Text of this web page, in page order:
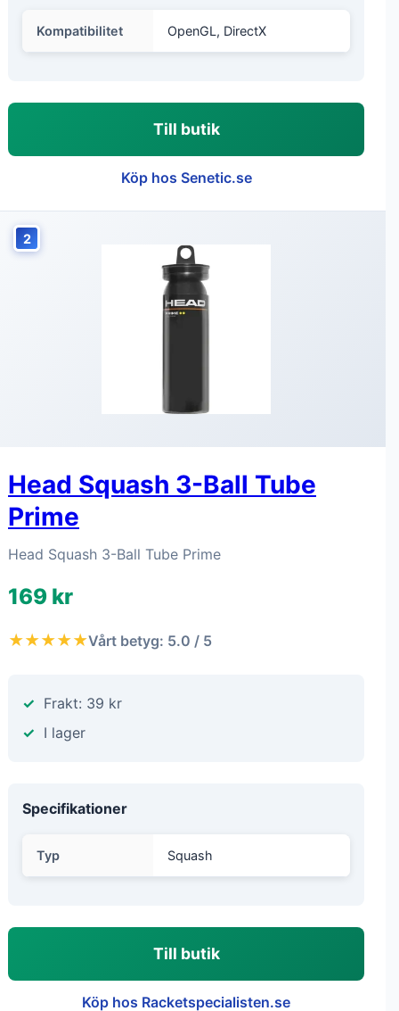
Kompatibilitet OpenGL, DirectX
Till butik
Köp hos Senetic.se
2
Head Squash 3-Ball Tube
Prime
Head Squash 3-Ball Tube Prime
169 kr
★★★★★Vårt betyg: 5.0 / 5
Frakt: 39 kr
I lager
Specifikationer
Typ Squash
Till butik
Köp hos Racketspecialisten.se